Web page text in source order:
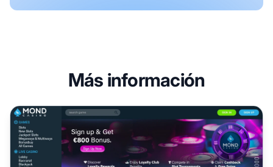
Más información
Programa de Afiliados de MondCasino